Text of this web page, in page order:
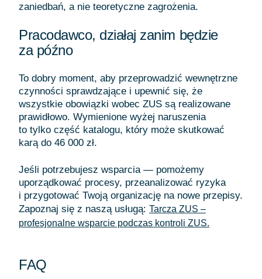
zaniedbań, a nie teoretyczne zagrożenia.
Pracodawco, działaj zanim będzie
za późno
To dobry moment, aby przeprowadzić wewnętrzne
czynności sprawdzające i upewnić się, że
wszystkie obowiązki wobec ZUS są realizowane
prawidłowo. Wymienione wyżej naruszenia
to tylko część katalogu, który może skutkować
karą do 46 000 zł.
Jeśli potrzebujesz wsparcia — pomożemy
uporządkować procesy, przeanalizować ryzyka
i przygotować Twoją organizację na nowe przepisy.
Zapoznaj się z naszą usługą: Tarcza ZUS –
profesjonalne wsparcie podczas kontroli ZUS.
FAQ